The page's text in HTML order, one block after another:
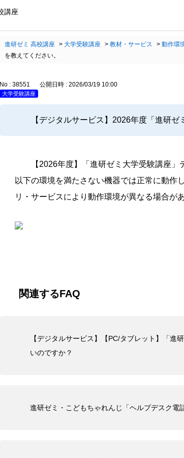
進研ゼミ 高校講座 > 大学受験講座 > 教材・サービス > 動作環
を教えてください。
No : 38551 公開日時 : 2026/03/19 10:00
大学受験講座
【デジタルサービス】2026年度「進研
【2026年度】「進研ゼミ大学受験講座
以下の環境を満たさない機器では正常に動作
リ・サービスにより動作環境が異なる場合が
関連するFAQ
【デジタルサービス】【PC/タブレット】「
いのですか？
進研ゼミ・こどもちゃれんじ「ヘルプデスク電